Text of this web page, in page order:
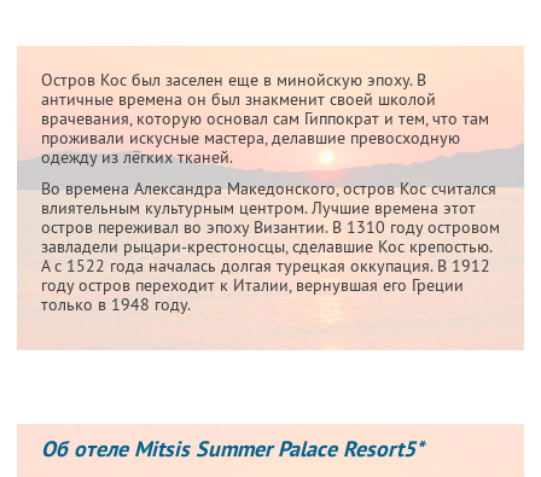
Остров Кос был заселен еще в минойскую эпоху. В
античные времена он был знакменит своей школой
врачевания, которую основал сам Гиппократ и тем, что там
проживали искусные мастера, делавшие превосходную
одежду из лёгких тканей.
Во времена Александра Македонского, остров Кос считался
влиятельным культурным центром. Лучшие времена этот
остров переживал во эпоху Византии. В 1310 году островом
завладели рыцари-крестоносцы, сделавшие Кос крепостью.
А с 1522 года началась долгая турецкая оккупация. В 1912
году остров переходит к Италии, вернувшая его Греции
только в 1948 году.
Об отеле Mitsis Summer Palace Resort5*